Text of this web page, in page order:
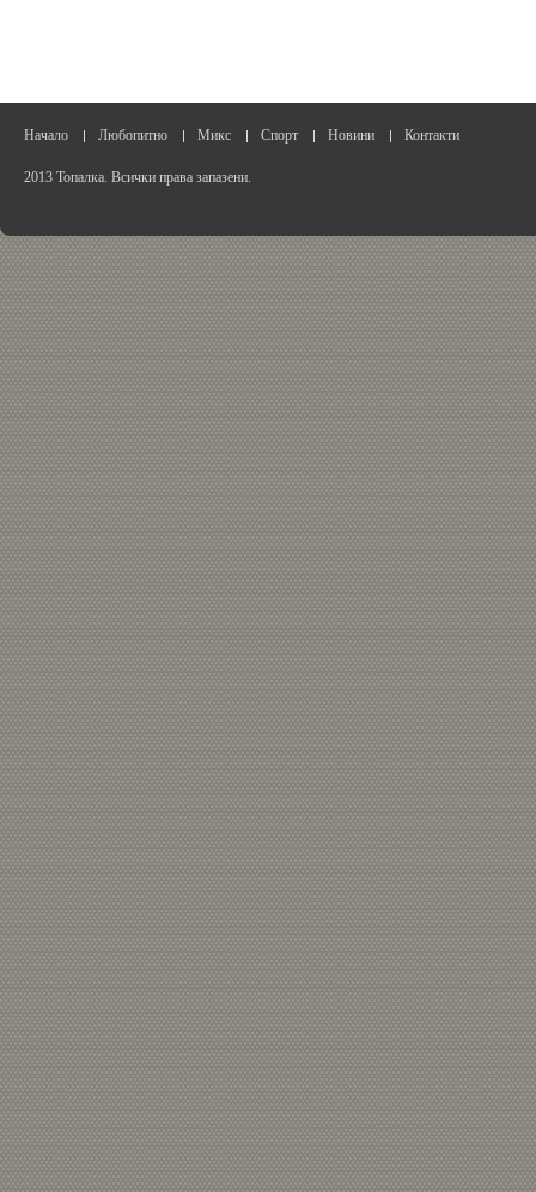
Начало Любопитно Микс Спорт Новини Контакти
2013 Топалка. Всички права запазени.